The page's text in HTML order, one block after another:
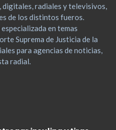
digitales, radiales y televisivos,
de los distintos fueros.
en temas
Suprema de Justicia de la
para agencias de noticias,
radial.